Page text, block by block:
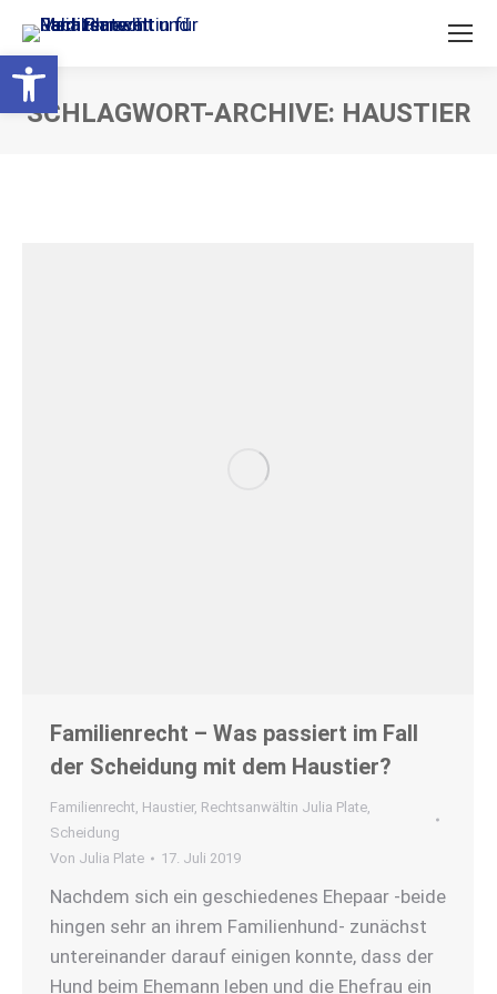
Open toolbar
SCHLAGWORT-ARCHIVE: HAUSTIER
Familienrecht – Was passiert im Fall
der Scheidung mit dem Haustier?
Familienrecht, Haustier, Rechtsanwältin Julia Plate,
Scheidung
Von Julia Plate 17. Juli 2019
Nachdem sich ein geschiedenes Ehepaar -beide
hingen sehr an ihrem Familienhund- zunächst
untereinander darauf einigen konnte, dass der
Hund beim Ehemann leben und die Ehefrau ein